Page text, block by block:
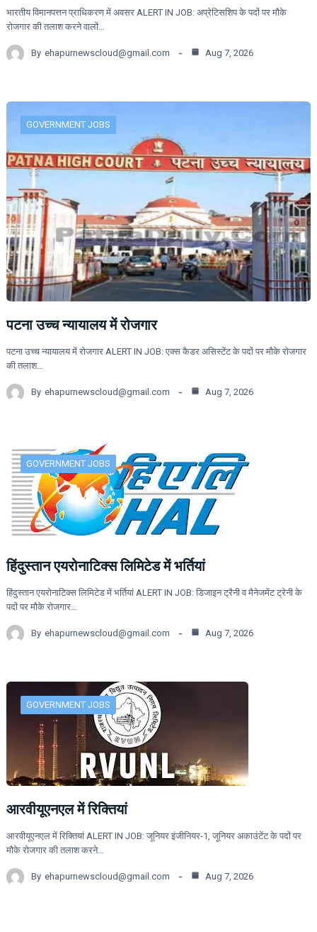
भारतीय विमानपत्तन प्राधिकरण में अवसर ALERT IN JOB: अप्रेटिसशिप के पदों पर मौके
रोजगार की तलाश करने वालों…
By ehapurnewscloud@gmail.com Aug 7, 2026
GOVERNMENT JOBS
पटना उच्च न्यायालय में रोजगार
पटना उच्च न्यायालय में रोजगार ALERT IN JOB: एक्स कैडर असिस्टेंट के पदों पर मौके रोजगार
की तलाश…
By ehapurnewscloud@gmail.com Aug 7, 2026
GOVERNMENT JOBS
हिंदुस्तान एयरोनाटिक्स लिमिटेड में भर्तियां
हिंदुस्तान एयरोनाटिक्स लिमिटेड में भर्तियां ALERT IN JOB: डिजाइन ट्रैनी व मैनेजमेंट ट्रेनी के
पदों पर मौके रोजगार…
By ehapurnewscloud@gmail.com Aug 7, 2026
GOVERNMENT JOBS
आरवीयूएनएल में रिक्तियां
आरवीयूएनएल में रिक्तियां ALERT IN JOB: जूनियर इंजीनियर-1, जूनियर अकाउंटेंट के पदों पर
मौके रोजगार की तलाश करने…
By ehapurnewscloud@gmail.com Aug 7, 2026